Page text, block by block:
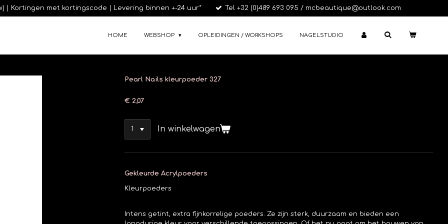
| Kortingen met kortingscode | Levering binnen +-24 uur* Tel +32 (0)489 693 095 / mcbeautique@outlook.com
HOME WEBSHOP OPLEIDINGEN / WORKSHOPS NAGELSTUDIO
Pearl Nails kleurpoeder 327
€ 2,07
In winkelwagen
Gekleurde Acrylpoeders
Kleurpoeders
Intens getint, extra fijnkorrelige poeders. Ze zijn sterk, duurzaam en bieden een